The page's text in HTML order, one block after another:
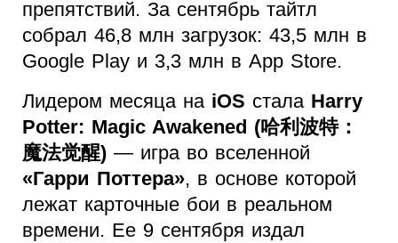
препятствий. За сентябрь тайтл
собрал 46,8 млн загрузок: 43,5 млн в
Google Play и 3,3 млн в App Store.
Лидером месяца наiOS стала Harry
Potter: Magic Awakened (哈利波特：
魔法觉醒) — игра во вселенной
«Гарри Поттера», в основе которой
лежат карточные бои в реальном
времени. Ее 9 сентября издал